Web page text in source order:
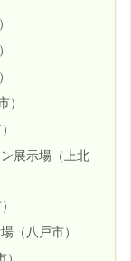
）
展示場（上北
（八戸市）